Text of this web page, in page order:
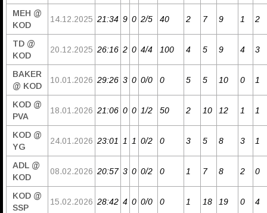
MEH @
KOD
14.12.2025 21:34 9 0 2/5 40 2 7 9 1 2
TD @
KOD
20.12.2025 26:16 2 0 4/4 100 4 5 9 4 3
BAKER
@ KOD
10.01.2026 29:26 3 0 0/0 0 5 5 10 0 1
KOD @
PVA
18.01.2026 21:06 0 0 1/2 50 2 10 12 1 1
KOD @
YG
24.01.2026 23:01 1 1 0/2 0 3 5 8 3 1
ADL @
KOD
08.02.2026 20:57 3 0 0/2 0 1 7 8 2 0
KOD @
SSP
15.02.2026 28:42 4 0 0/0 0 1 18 19 0 4